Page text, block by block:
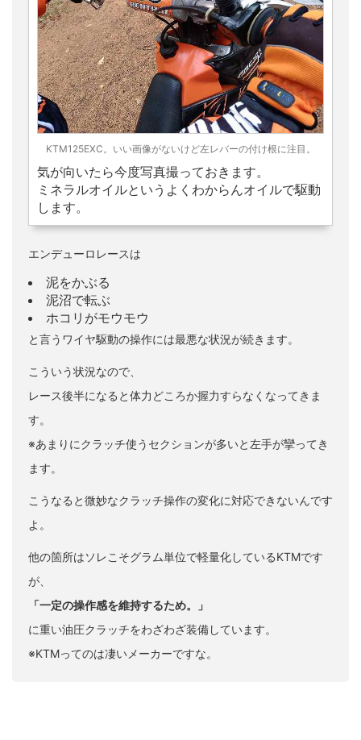
KTM125EXC。いい画像がないけど左レバーの付け根に注目。
気が向いたら今度写真撮っておきます。
ミネラルオイルというよくわからんオイルで駆動
します。
エンデューロレースは
泥をかぶる
泥沼で転ぶ
ホコリがモウモウ
と言うワイヤ駆動の操作には最悪な状況が続きます。
こういう状況なので、
レース後半になると体力どころか握力すらなくなってきま
す。
※あまりにクラッチ使うセクションが多いと左手が攣ってき
ます。
こうなると微妙なクラッチ操作の変化に対応できないんです
よ。
他の箇所はソレこそグラム単位で軽量化しているKTMです
が、
「一定の操作感を維持するため。」
に重い油圧クラッチをわざわざ装備しています。
※KTMってのは凄いメーカーですな。